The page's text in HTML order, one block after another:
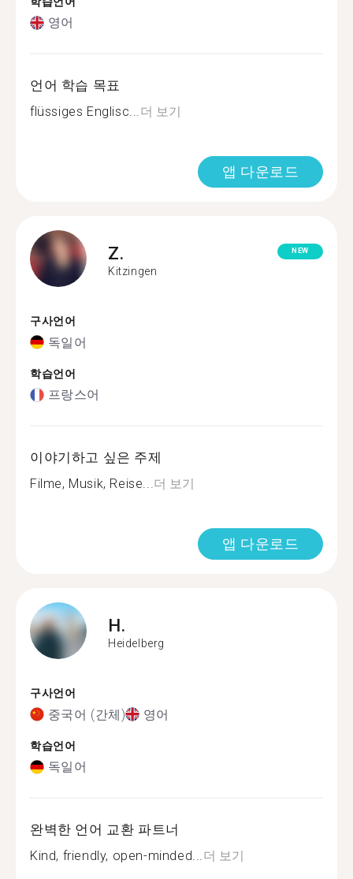
영어
언어 학습 목표
flüssiges Englisc...더 보기
앱 다운로드
Z.
Kitzingen
NEW
구사언어
독일어
학습언어
프랑스어
이야기하고 싶은 주제
Filme, Musik, Reise...더 보기
앱 다운로드
H.
Heidelberg
구사언어
중국어 (간체) 영어
학습언어
독일어
완벽한 언어 교환 파트너
Kind, friendly, open-minded...더 보기